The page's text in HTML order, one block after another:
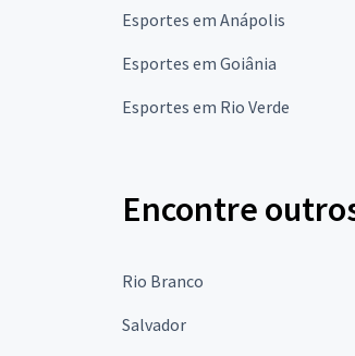
Esportes em Anápolis
Esportes em Goiânia
Esportes em Rio Verde
Encontre
Rio Branco
Salvador